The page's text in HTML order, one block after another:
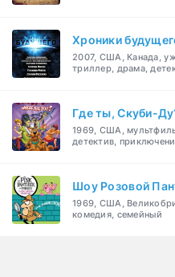
Хроники
2007, США, Канада,
триллер, драма,
Где ты, Скуби-
1969, США,
детектив,
Шоу Розовой
1969, США,
комедия, семейный